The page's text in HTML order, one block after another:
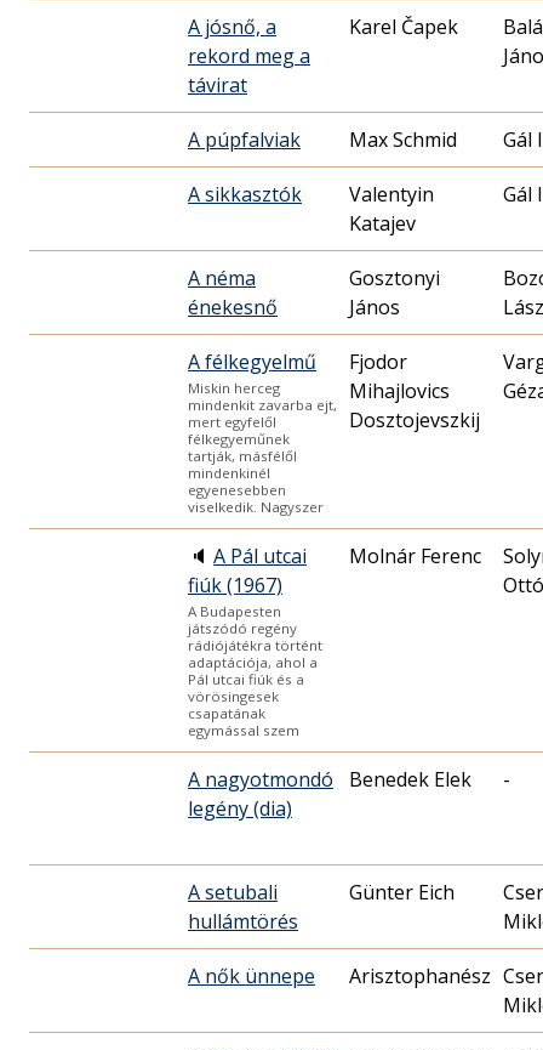
A jósnő, a
rekord meg a
távirat
Karel Čapek
A púpfalviak Max Schmid Gál
A sikkasztók
Valentyin
Katajev
Gál
A néma
énekesnő
Gosztonyi
János
A félkegyelmű
Miskin herceg
mindenkit zavarba ejt,
mert egyfelől
félkegyeműnek
tartják, másfélől
mindenkinél
egyenesebben
viselkedik. Nagyszer
Fjodor
Mihajlovics
Dosztojevszkij
🔈 A Pál utcai
fiúk (1967)
A Budapesten
játszódó regény
rádiójátékra történt
adaptációja, ahol a
Pál utcai fiúk és a
vörösingesek
csapatának
egymással szem
Molnár Ferenc
Ottó
A nagyotmondó
legény (dia)
Benedek Elek -
A setubali
hullámtörés
Günter Eich
A nők ünnepe